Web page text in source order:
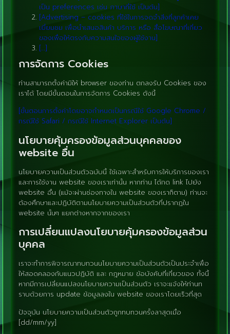
เป็น preferences เช่น ภาษาที่ใช้ เป็นต้น]
[Advertising – cookies ที่ใช้ในการจดจำสิ่งที่ลูกค้าเคย
เยี่ยมชม เพื่อนำเสนอสินค้า บริการ หรือ สื่อโฆษณาที่เกี่ยว
ของเพื่อให้ตรงกับความสนใจของผู้ใช้งาน]
[…]
การจัดการ Cookies
ท่านสามารถตั้งค่ามิให้ browser ของท่าน ตกลงรับ Cookies ของ
เราได้ โดยมีขั้นตอนในการจัดการ Cookies ดังนี้
[ขั้นตอนการตั้งค่าโดยอาจกำหนดเป็นกรณีใช้ Google Chrome /
กรณีใช้ Safari / กรณีใช้ Internet Explorer เป็นต้น]
นโยบายคุ้มครองข้อมูลส่วนบุคคลของ
website อื่น
นโยบายความเป็นส่วนตัวฉบับนี้ ใช้เฉพาะสำหรับการให้บริการของเรา
และการใช้งาน website ของเราเท่านั้น หากท่าน ได้กด link ไปยัง
website อื่น (แม้จะผ่านช่องทางใน website ของเราก็ตาม) ท่านจะ
ต้องศึกษาและปฏิบัติตามนโยบายความเป็นส่วนตัวที่ปรากฏใน
website นั้นๆ แยกต่างหากจากของเรา
การเปลี่ยนแปลงนโยบายคุ้มครองข้อมูลส่วน
บุคคล
เราจะทำการพิจารณาทบทวนนโยบายความเป็นส่วนตัวเป็นประจำเพื่อ
ให้สอดคลองกับแนวปฏิบัติ และ กฎหมาย ข้อบังคับที่เกี่ยวของ ทั้งนี้
หากมีการเปลี่ยนแปลงนโยบายความเป็นส่วนตัว เราจะแจ้งให้ท่านท
ราบด้วยการ update ข้อมูลลงใน website ของเราโดยเร็วที่สุด
ปัจจุบัน นโยบายความเป็นส่วนตัวถูกทบทวนครั้งลาสุดเมื่อ
[dd/mm/yy]